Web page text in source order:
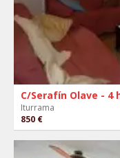
C/Serafín Olave - 4
Iturrama
850 €